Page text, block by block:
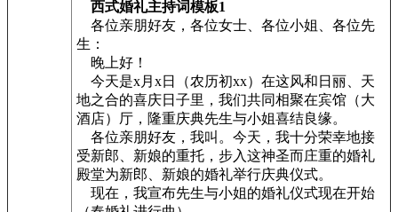
西式婚礼主持词模板1
各位亲朋好友，各位女士、各位小姐、各位先
生：
晚上好！
今天是x月x日（农历初xx）在这风和日丽、天
地之合的喜庆日子里，我们共同相聚在宾馆（大
酒店）厅，隆重庆典先生与小姐喜结良缘。
各位亲朋好友，我叫。今天，我十分荣幸地接
受新郎、新娘的重托，步入这神圣而庄重的婚礼
殿堂为新郎、新娘的婚礼举行庆典仪式。
现在，我宣布先生与小姐的婚礼仪式现在开始